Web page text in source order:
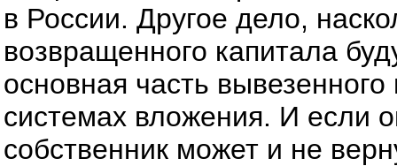
в России. Другое дело,
возвращенного капитала
основная часть
системах вложения. И если
собственник может и не